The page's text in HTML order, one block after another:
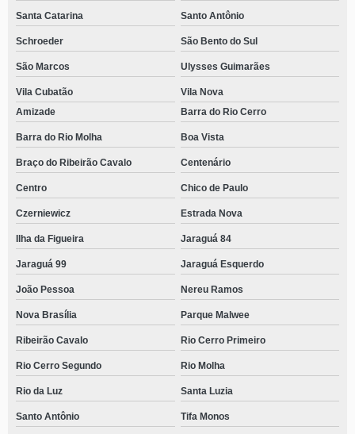
Santa Catarina Santo Antônio
Schroeder São Bento do Sul
São Marcos Ulysses Guimarães
Vila Cubatão
Vila Nova
Amizade
Barra do Rio Cerro
Barra do Rio Molha Boa Vista
Braço do Ribeirão Cavalo Centenário
Centro Chico de Paulo
Czerniewicz Estrada Nova
Ilha da Figueira Jaraguá 84
Jaraguá 99 Jaraguá Esquerdo
João Pessoa Nereu Ramos
Nova Brasília Parque Malwee
Ribeirão Cavalo Rio Cerro Primeiro
Rio Cerro Segundo Rio Molha
Rio da Luz Santa Luzia
Santo Antônio Tifa Monos